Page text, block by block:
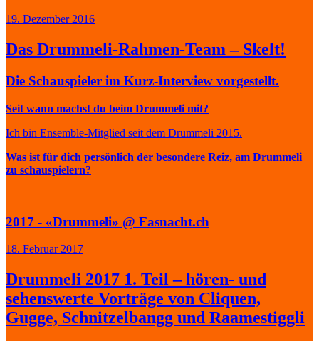
19. Dezember 2016
Das Drummeli-Rahmen-Team – Skelt!
Die Schauspieler im Kurz-Interview vorgestellt.
Seit wann machst du beim Drummeli mit?
Ich bin Ensemble-Mitglied seit dem Drummeli 2015.
Was ist für dich persönlich der besondere Reiz, am Drummeli
zu schauspielern?
2017 - «Drummeli» @ Fasnacht.ch
18. Februar 2017
Drummeli 2017 1. Teil – hören- und
sehenswerte Vorträge von Cliquen,
Gugge, Schnitzelbangg und Raamestiggli